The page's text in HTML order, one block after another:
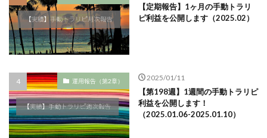
【定期報告】1ヶ月の手動トラリ
ピ利益を公開します（2025.02）
運用報告（第2章） 2025/01/11
【第198週】1週間の手動トラリピ
利益を公開します！
（2025.01.06-2025.01.10）